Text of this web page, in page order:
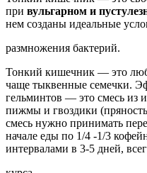
при вульгарном и
нем созданы идеальные
размножения бактерий.
Тонкий кишечник — это
чаще тыквенные семечки.
гельминтов — это смесь из
пижмы и гвоздики
смесь нужно принимать
начале еды по 1/4 -1/3
интервалами в 3-5 дней,